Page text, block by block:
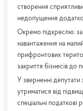
створення
недопущення
Окремо підкреслю:
навантаження на
прифронтових
закриття бізнесів до
У зверненні депутати
утриматися від
спеціальні